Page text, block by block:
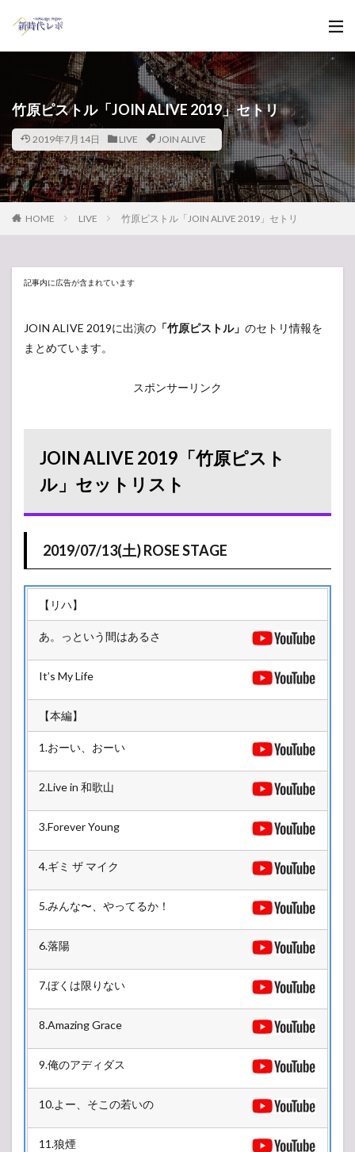
竹原ピストル「JOIN ALIVE 2019」セトリ
2019年7月14日 LIVE JOIN ALIVE
HOME LIVE 竹原ピストル「JOIN ALIVE 2019」セトリ
記事内に広告が含まれています
JOIN ALIVE 2019に出演の 「竹原ピストル」 のセトリ情報を
まとめています。
スポンサーリンク
JOIN ALIVE 2019「竹原ピスト
ル」セットリスト
2019/07/13(土) ROSE STAGE
【リハ】
あ。っという間はあるさ
It’s My Life
【本編】
1.おーい、おーい
2.Live in 和歌山
3.Forever Young
4.ギミ ザ マイク
5.みんな〜、やってるか！
6.落陽
7.ぼくは限りない
8.Amazing Grace
9.俺のアディダス
10.よー、そこの若いの
11.狼煙